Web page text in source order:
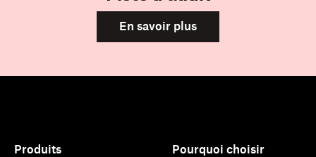
En savoir plus
Produits
Pourquoi choisir